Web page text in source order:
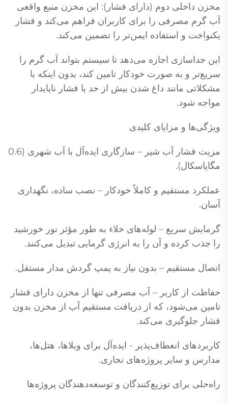
مخزن داخلی دوم (دارای فشار): این مخزن منبع واقعی
آب گرم مصرفی را برای کاربران فراهم می‌کند و فشار
یکنواخت و استفاده ایمن‌تر را تضمین می‌کند.
این جداسازی اجازه می‌دهد تا سیستم بتواند آب گرم را
سریع‌تر و به صورت خودکار تامین کند، بدون اینکه با
مشکلاتی مانند داغ شدن بیش از حد یا فشار ناپایدار
مواجه شود.
ویژگی‌ها و مزایای کلیدی
مزیت فشار آب شیر – سازگاری ایده‌آل با آب شهری (0.6
مگاپاسکال).
عملکرد مستقیم و کاملاً خودکار – نصب ساده، نگهداری
آسان.
گرمایش سریع – لوله‌های خلاء به طور مؤثر نور خورشید
را جذب کرده و آن را به انرژی گرمایی تبدیل می‌کنند.
اتصال مستقیم – بدون نیاز به پمپ گردش مدار مستقل.
حفاظت از کاربر – آب مصرفی تنها از مخزن دارای فشار
تامین می‌شود، که از دریافت مستقیم آب از مخزن بدون
فشار جلوگیری می‌کند.
کاربردهای انعطاف‌پذیر - ایده‌آل برای ویلاها، هتل‌ها،
مدارس و سایر پروژه‌های تجاری.
راه‌حلی برای توزیع‌کنندگان و توسعه‌دهندگان پروژه‌ها